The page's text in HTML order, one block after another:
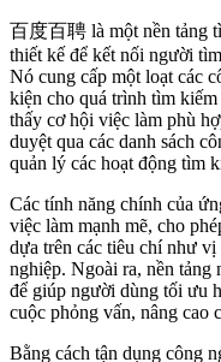
百度百聘 là một nền tảng
thiết kế để kết nối người
Nó cung cấp một loạt các
kiện cho quá trình tìm
thấy cơ hội việc làm phù
duyệt qua các danh sách
quản lý các hoạt động tìm
Các tính năng chính của
việc làm mạnh mẽ, cho
dựa trên các tiêu chí như
nghiệp. Ngoài ra, nền tảng
để giúp người dùng tối ưu
cuộc phỏng vấn, nâng cao
Bằng cách tận dụng công